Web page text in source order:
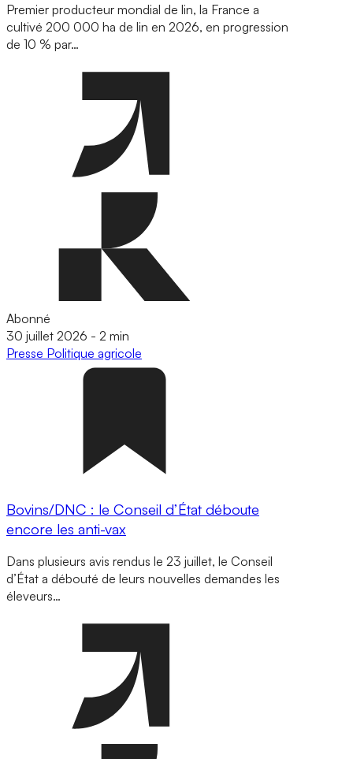
Premier producteur mondial de lin, la France a
cultivé 200 000 ha de lin en 2026, en progression
de 10 % par…
Abonné
30 juillet 2026 - 2 min
Presse Politique agricole
Bovins/DNC : le Conseil d’État déboute
encore les anti-vax
Dans plusieurs avis rendus le 23 juillet, le Conseil
d’État a débouté de leurs nouvelles demandes les
éleveurs…